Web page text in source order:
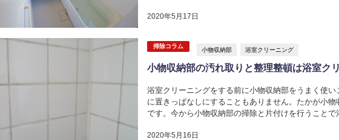
2020年5月17日
掃除コラム 小物収納部 浴室クリーニング
小物収納部の汚れ取りと整理整頓は浴室ク
2020年5月16日
浴室クリーニングをする前に小物収納部をうまく使
に置きっぱなしにすることもありません。たかが小
です。今から小物収納部の掃除と片付けを行うこと